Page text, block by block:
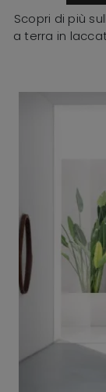
Scopri di più
a terra in